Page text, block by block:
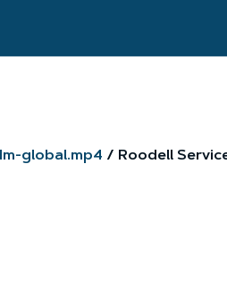
global.mp4 Roodell